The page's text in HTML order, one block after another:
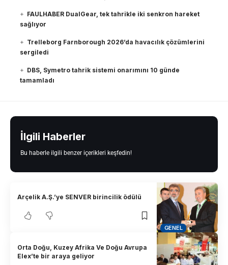
FAULHABER DualGear, tek tahrikle iki senkron hareket
sağlıyor
Trelleborg Farnborough 2026’da havacılık çözümlerini
sergiledi
DBS, Symetro tahrik sistemi onarımını 10 günde
tamamladı
İlgili Haberler
Bu haberle ilgili benzer içerikleri keşfedin!
GENEL
Arçelik A.Ş.’ye SENVER birincilik ödülü
Orta Doğu, Kuzey Afrika Ve Doğu Avrupa
Elex’te bir araya geliyor